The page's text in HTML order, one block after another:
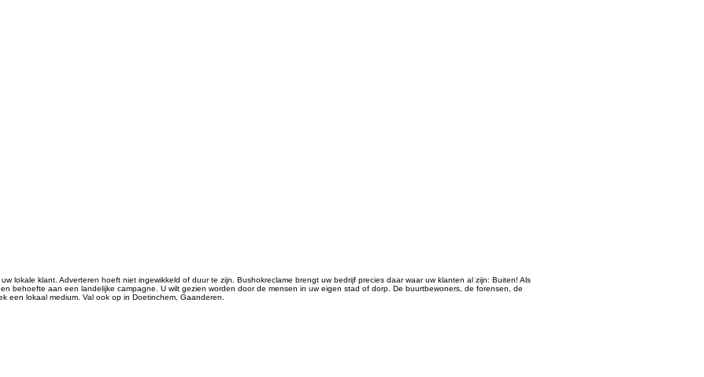
lokale klant. Adverteren hoeft niet ingewikkeld of duur te zijn. Bushokreclame brengt uw bedrijf precies daar waar uw klanten al zijn: Buiten! Als
behoefte aan een landelijke campagne. U wilt gezien worden door de mensen in uw eigen stad of dorp. De buurtbewoners, de forensen, de
een lokaal medium. Val ook op in Doetinchem, Gaanderen.